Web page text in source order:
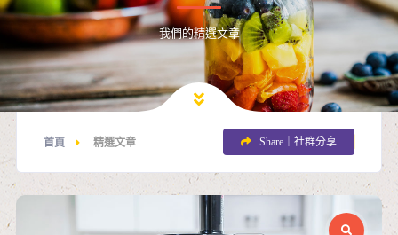
我們的精選文章
首頁 精選文章 Share｜社群分享